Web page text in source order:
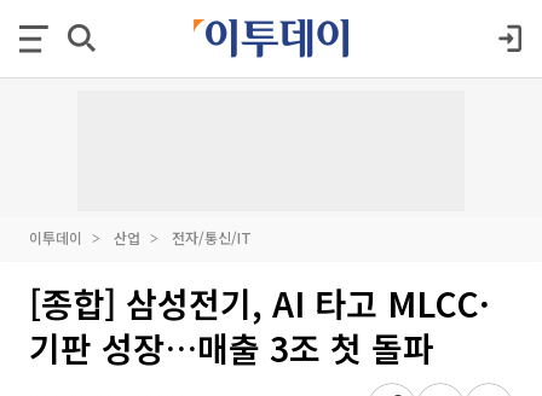
이투데이 산업 전자/통신/IT
[종합] 삼성전기, AI 타고 MLCC·
기판 성장…매출 3조 첫 돌파